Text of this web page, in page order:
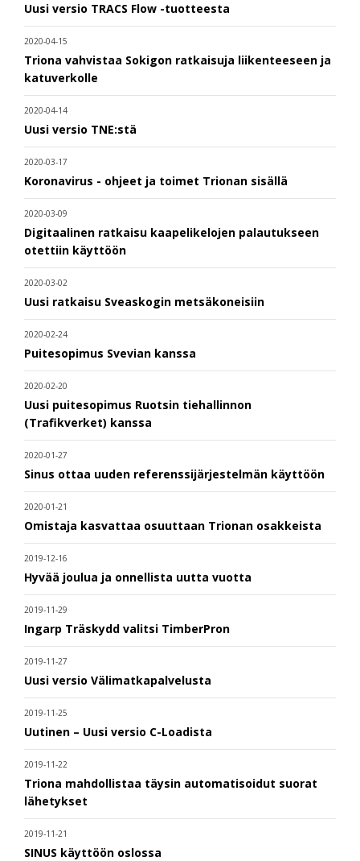
Uusi versio TRACS Flow -tuotteesta
2020-04-15
Triona vahvistaa Sokigon ratkaisuja liikenteeseen ja
katuverkolle
2020-04-14
Uusi versio TNE:stä
2020-03-17
Koronavirus - ohjeet ja toimet Trionan sisällä
2020-03-09
Digitaalinen ratkaisu kaapelikelojen palautukseen
otettiin käyttöön
2020-03-02
Uusi ratkaisu Sveaskogin metsäkoneisiin
2020-02-24
Puitesopimus Svevian kanssa
2020-02-20
Uusi puitesopimus Ruotsin tiehallinnon
(Trafikverket) kanssa
2020-01-27
Sinus ottaa uuden referenssijärjestelmän käyttöön
2020-01-21
Omistaja kasvattaa osuuttaan Trionan osakkeista
2019-12-16
Hyvää joulua ja onnellista uutta vuotta
2019-11-29
Ingarp Träskydd valitsi TimberPron
2019-11-27
Uusi versio Välimatkapalvelusta
2019-11-25
Uutinen – Uusi versio C-Loadista
2019-11-22
Triona mahdollistaa täysin automatisoidut suorat
lähetykset
2019-11-21
SINUS käyttöön oslossa